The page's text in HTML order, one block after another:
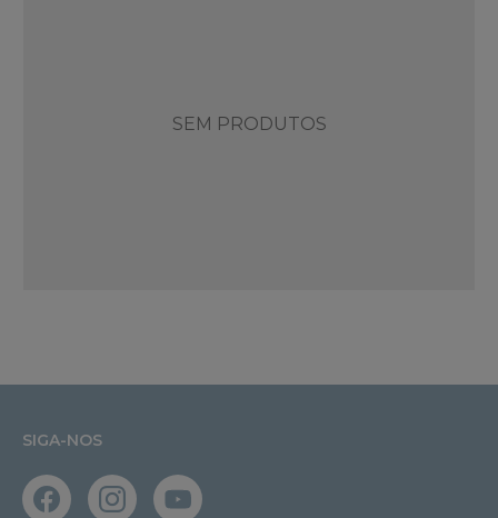
SEM PRODUTOS
SIGA-NOS